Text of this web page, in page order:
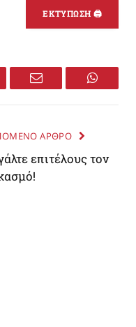
ΕΚΤΥΠΩΣΗ 🖨
Email
ΑΡΘΡΟ
επιτέλους τον